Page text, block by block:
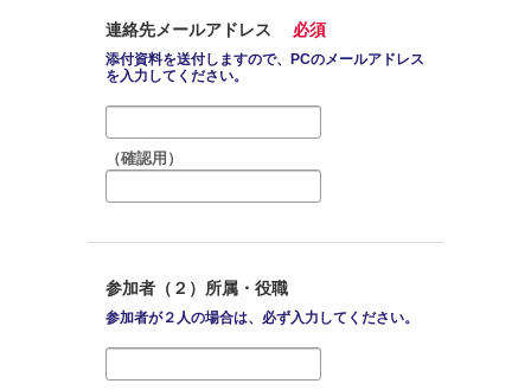
連絡先メールアドレス 必須
添付資料を送付しますので、PCのメールアドレス
を入力してください。
（確認用）
参加者（２）所属・役職
参加者が２人の場合は、必ず入力してください。